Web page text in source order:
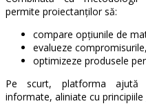
permite proiectanților să:
compare opțiunile de
evalueze compromisurile,
optimizeze produsele
Pe scurt, platforma ajută
informate, aliniate cu principiile